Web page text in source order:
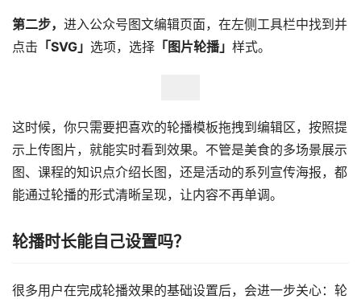
第二步， 进入公众号图文编辑页面，在左侧工具栏中找到并
点击 「SVG」 选项，选择 「图片轮播」 样式。
这时候，你只需要把喜欢的轮播模板拖拽到编辑区，按照提
示上传图片，就能实时看到效果。不管是美食的多场景展示
图、课程的知识点介绍长图，还是活动的系列宣传海报，都
能通过轮播的形式清晰呈现，让内容不再单调。
轮播时长能自己设置吗？​
很多用户在完成轮播效果的基础设置后，会进一步关心：轮